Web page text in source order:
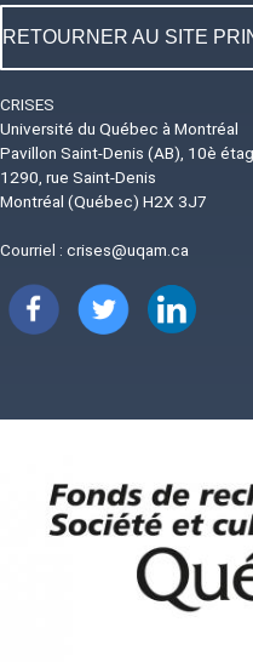
RETOURNER AU SITE
CRISES
Université du Québec à Montréal
Pavillon Saint-Denis (AB), 10è
1290, rue Saint-Denis
Montréal (Québec) H2X 3J7
Courriel : crises@uqam.ca
Image Image Image